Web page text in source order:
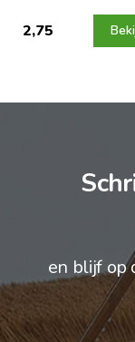
2,75
en blijf op